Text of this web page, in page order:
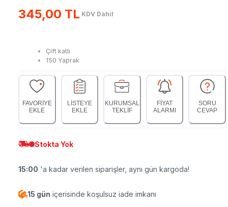
345,00 TL KDV Dahil
Çift katlı
150 Yaprak
FAVORİYE
EKLE
LİSTEYE
EKLE
KURUMSAL
TEKLİF
FİYAT
ALARMI
SORU
CEVAP
Stokta Yok
15:00 'a kadar verilen siparişler, aynı gün kargoda!
15 gün içerisinde koşulsuz iade imkanı